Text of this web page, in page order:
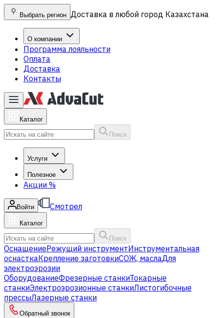
Выбрать регион Доставка в любой город Казахстана
О компании
Программа лояльности
Оплата
Доставка
Контакты
Каталог
Поиск
Услуги
Полезное
Акции %
Войти Смотрел
Каталог
Поиск
ОснащениеРежущий инструментИнструментальная
оснасткаКрепление заготовкиСОЖ, маслаДля
электроэрозии
ОборудованиеФрезерные станкиТокарные
станкиЭлектроэрозионные станкиЛистогибочные
прессыЛазерные станки
Обратный звонок